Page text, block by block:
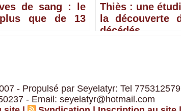
de sang : le
que de 13
Thiès : une
la découverte
décédés
- Propulsé par Seyelatyr: Tel
- Email: seyelatyr@hotmail.com